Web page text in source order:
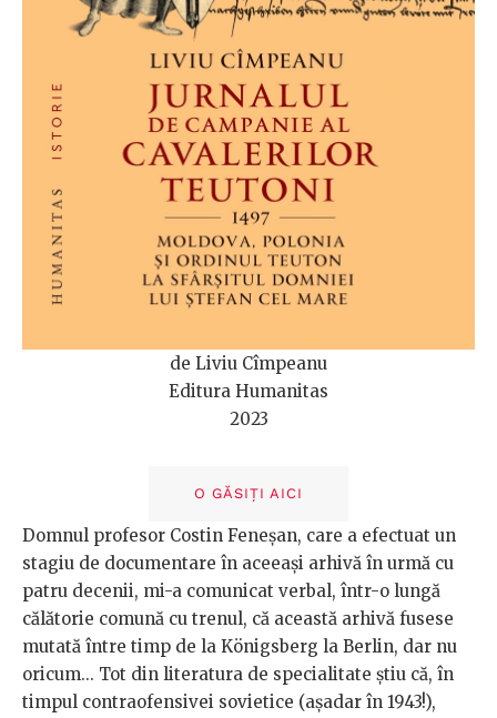
de Liviu Cîmpeanu
Editura Humanitas
2023
O GĂSIȚI AICI
Domnul profesor Costin Feneşan, care a efectuat un
stagiu de documentare în aceeaşi arhivă în urmă cu
patru decenii, mi-a comunicat verbal, într-o lungă
călătorie comună cu trenul, că această arhivă fusese
mutată între timp de la Königsberg la Berlin, dar nu
oricum... Tot din literatura de specialitate ştiu că, în
timpul contraofensivei sovietice (aşadar în 1943!),